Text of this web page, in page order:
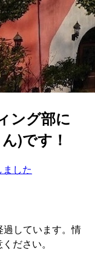
ング部に
)です！
した
しています。情
ださい。